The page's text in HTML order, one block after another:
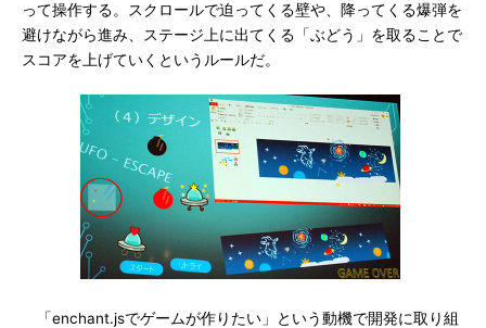
って操作する。スクロールで迫ってくる壁や、降ってくる爆弾を
避けながら進み、ステージ上に出てくる「ぶどう」を取ることで
スコアを上げていくというルールだ。
「enchant.jsでゲームが作りたい」という動機で開発に取り組